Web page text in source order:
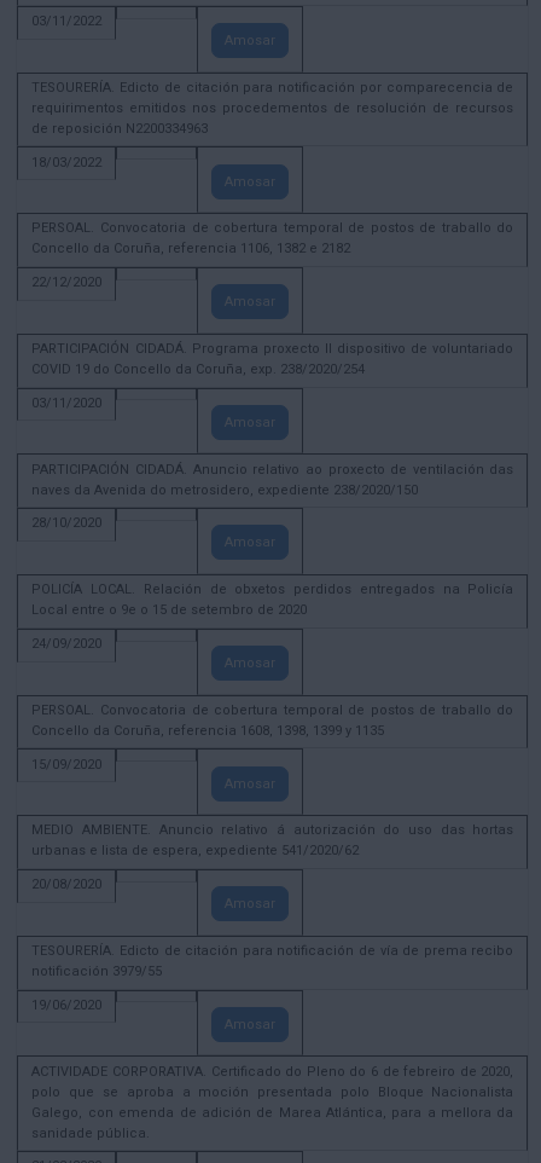
03/11/2022
Amosar
TESOURERÍA. Edicto de citación para notificación por comparecencia de
requirimentos emitidos nos procedementos de resolución de recursos
de reposición N2200334963
18/03/2022
Amosar
PERSOAL. Convocatoria de cobertura temporal de postos de traballo do
Concello da Coruña, referencia 1106, 1382 e 2182
22/12/2020
Amosar
PARTICIPACIÓN CIDADÁ. Programa proxecto II dispositivo de voluntariado
COVID 19 do Concello da Coruña, exp. 238/2020/254
03/11/2020
Amosar
PARTICIPACIÓN CIDADÁ. Anuncio relativo ao proxecto de ventilación das
naves da Avenida do metrosidero, expediente 238/2020/150
28/10/2020
Amosar
POLICÍA LOCAL. Relación de obxetos perdidos entregados na Policía
Local entre o 9e o 15 de setembro de 2020
24/09/2020
Amosar
PERSOAL. Convocatoria de cobertura temporal de postos de traballo do
Concello da Coruña, referencia 1608, 1398, 1399 y 1135
15/09/2020
Amosar
MEDIO AMBIENTE. Anuncio relativo á autorización do uso das hortas
urbanas e lista de espera, expediente 541/2020/62
20/08/2020
Amosar
TESOURERÍA. Edicto de citación para notificación de vía de prema recibo
notificación 3979/55
19/06/2020
Amosar
ACTIVIDADE CORPORATIVA. Certificado do Pleno do 6 de febreiro de 2020,
polo que se aproba a moción presentada polo Bloque Nacionalista
Galego, con emenda de adición de Marea Atlántica, para a mellora da
sanidade pública.